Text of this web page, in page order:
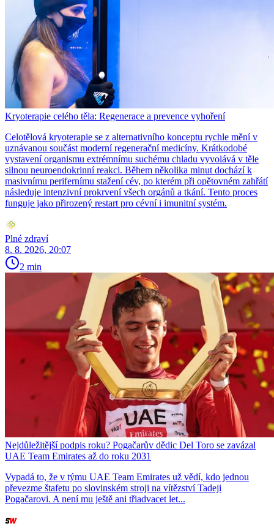
Kryoterapie celého těla: Regenerace a prevence vyhoření
Celotělová kryoterapie se z alternativního konceptu rychle mění v
uznávanou součást moderní regenerační medicíny. Krátkodobé
vystavení organismu extrémnímu suchému chladu vyvolává v těle
silnou neuroendokrinní reakci. Během několika minut dochází k
masivnímu perifernímu stažení cév, po kterém při opětovném zahřátí
následuje intenzivní prokrvení všech orgánů a tkání. Tento proces
funguje jako přirozený restart pro cévní i imunitní systém.
Plné zdraví
8. 8. 2026, 20:07
2 min
Nejdůležitější podpis roku? Pogačarův dědic Del Toro se zavázal
UAE Team Emirates až do roku 2031
Vypadá to, že v týmu UAE Team Emirates už vědí, kdo jednou
převezme štafetu po slovinském stroji na vítězství Tadeji
Pogačarovi. A není mu ještě ani třiadvacet let...